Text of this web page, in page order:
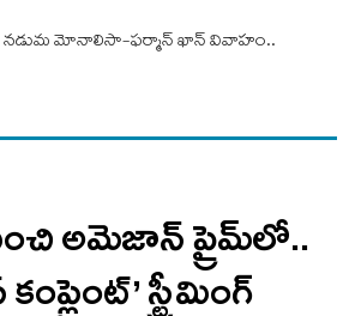
మోనాలిసా-ఫర్మాన్ ఖాన్ వివాహం..
అమెజాన్ ప్రైమ్‌లో..
స్ట్రీమింగ్